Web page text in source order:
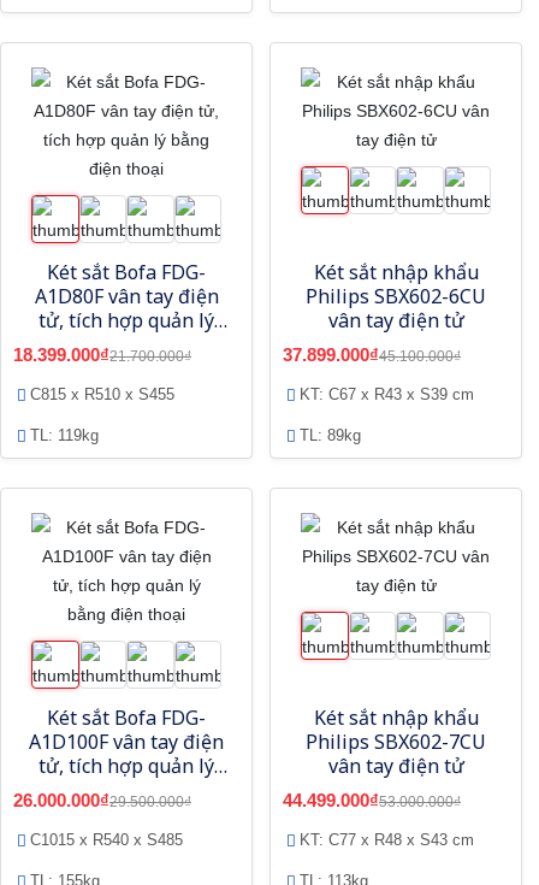
Két sắt Bofa FDG-
A1D80F vân tay điện
tử, tích hợp quản lý
bằng điện thoại
18.399.000₫21.700.000₫
C815 x R510 x S455
TL: 119kg
Két sắt nhập khẩu
Philips SBX602-6CU
vân tay điện tử
37.899.000₫45.100.000₫
KT: C67 x R43 x S39 cm
TL: 89kg
Két sắt Bofa FDG-
A1D100F vân tay điện
tử, tích hợp quản lý
bằng điện thoại
26.000.000₫29.500.000₫
C1015 x R540 x S485
TL: 155kg
Két sắt nhập khẩu
Philips SBX602-7CU
vân tay điện tử
44.499.000₫53.000.000₫
KT: C77 x R48 x S43 cm
TL: 113kg